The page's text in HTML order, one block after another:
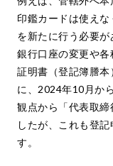
印鑑カードは使えな
を新たに行う必要が
銀行口座の変更や
証明書（登記簿謄
に、2024年10月か
観点から「代表取締
したが、これも登
す。